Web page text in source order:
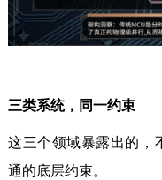
三类系统，同一约束
这三个领域暴露出的，
通的底层约束。